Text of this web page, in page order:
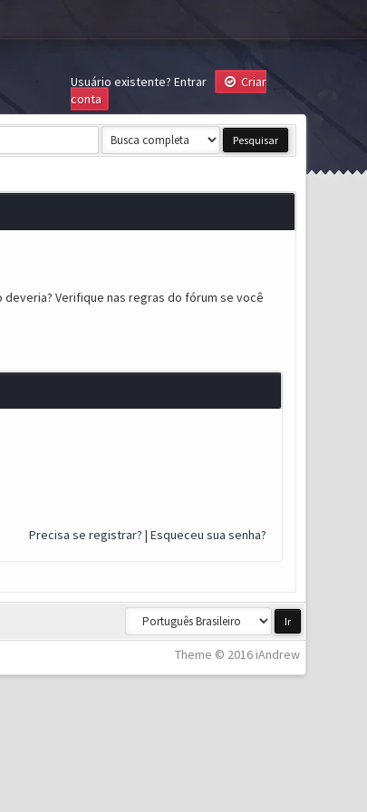
Usuário existente? Entrar
Criar
conta
Verifique nas regras do fórum se você
Precisa se registrar? | Esqueceu sua senha?
Theme © 2016 iAndrew